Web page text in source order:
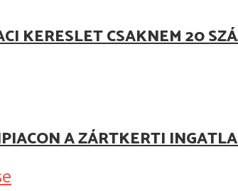
KERESLET CSAKNEM 20
A ZÁRTKERTI